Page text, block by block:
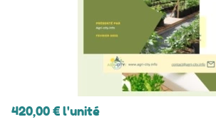
420,00 € l'unité